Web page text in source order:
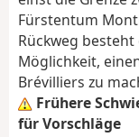
Fürstentum
Rückweg
Möglichkeit,
Brévilliers zu
Frühere
für Vorschläge